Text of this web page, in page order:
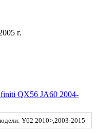
г.
QX56 JA60 2004-
Y62 2010>,2003-2015